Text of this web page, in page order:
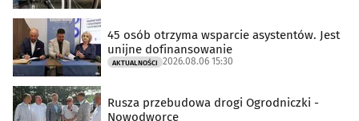
45 osób otrzyma wsparcie asystentów. Jest
unijne dofinansowanie
AKTUALNOŚCI 2026.08.06 15:30
Rusza przebudowa drogi Ogrodniczki -
Nowodworce